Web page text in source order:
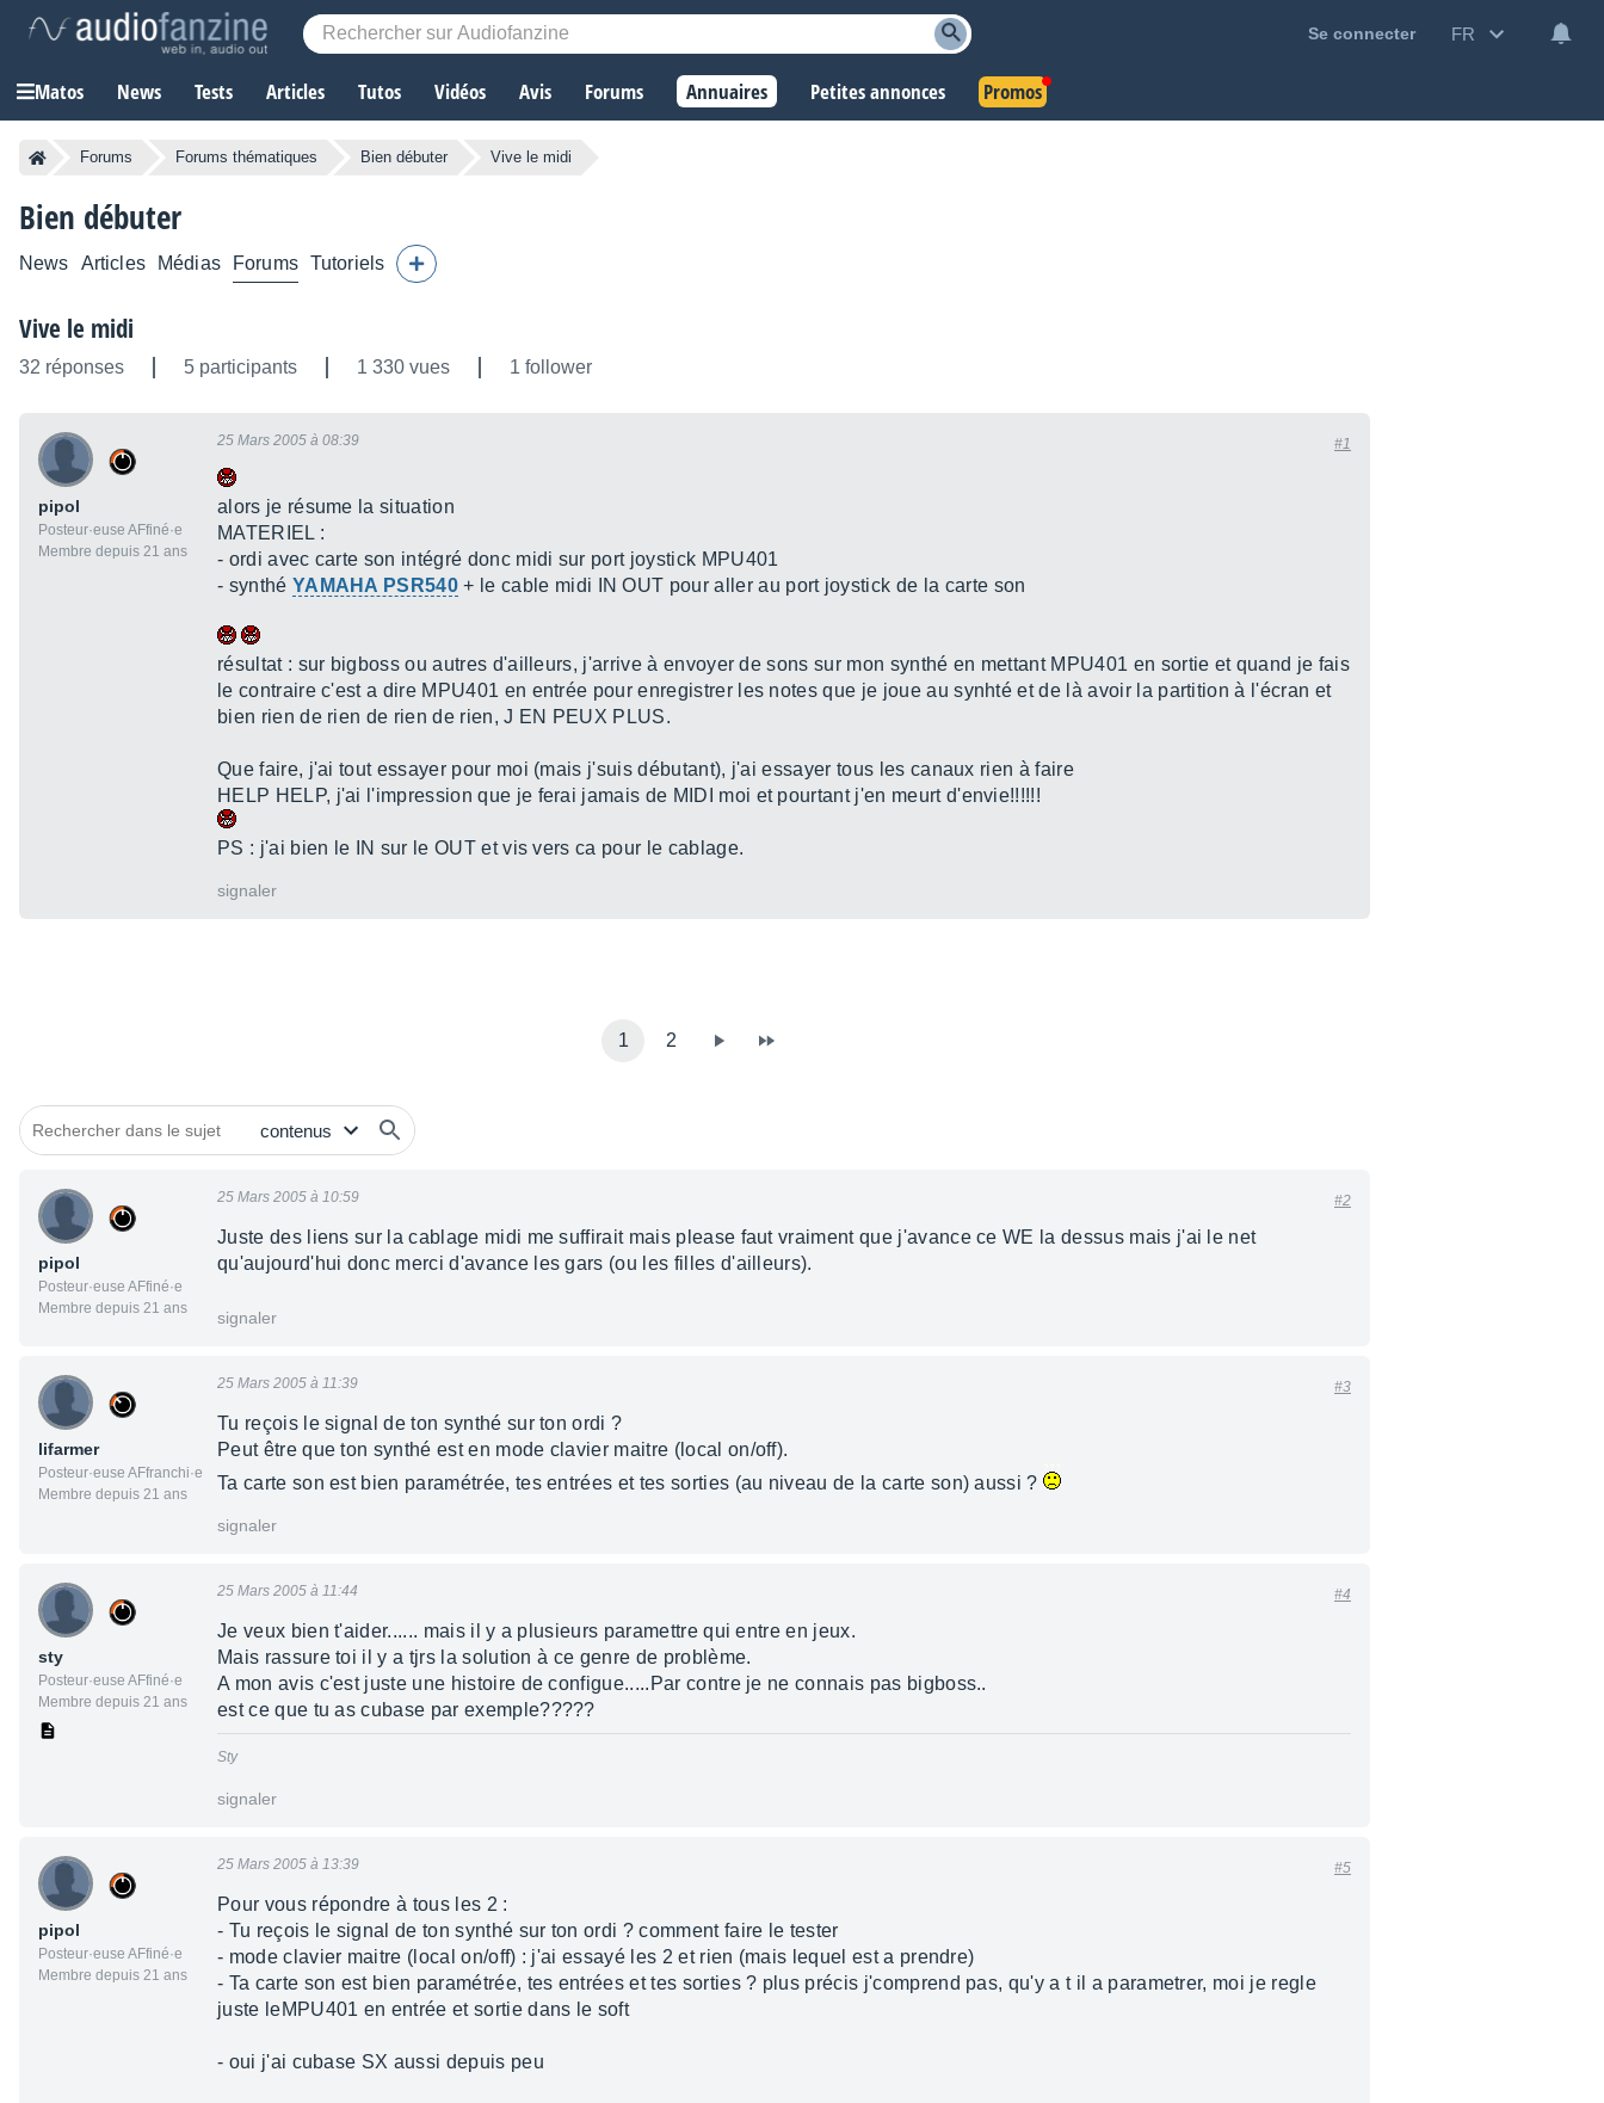
Se connecter FR
Matos News Tests Articles Tutos Vidéos Avis Forums Annuaires Petites annonces Promos
Forums Forums thématiques Bien débuter Vive le midi
Bien débuter
News Articles Médias Forums Tutoriels
Vive le midi
32 réponses 5 participants 1 330 vues 1 follower
pipol
Posteur·euse AFfiné·e
Membre depuis 21 ans
25 Mars 2005 à 08:39 #1
alors je résume la situation
MATERIEL :
- ordi avec carte son intégré donc midi sur port joystick MPU401
- synthé YAMAHA PSR540 + le cable midi IN OUT pour aller au port joystick de la carte son
résultat : sur bigboss ou autres d'ailleurs, j'arrive à envoyer de sons sur mon synthé en mettant MPU401 en sortie et quand je fais
le contraire c'est a dire MPU401 en entrée pour enregistrer les notes que je joue au synhté et de là avoir la partition à l'écran et
bien rien de rien de rien de rien, J EN PEUX PLUS.
Que faire, j'ai tout essayer pour moi (mais j'suis débutant), j'ai essayer tous les canaux rien à faire
HELP HELP, j'ai l'impression que je ferai jamais de MIDI moi et pourtant j'en meurt d'envie!!!!!!
PS : j'ai bien le IN sur le OUT et vis vers ca pour le cablage.
signaler
1 2
pipol
Posteur·euse AFfiné·e
Membre depuis 21 ans
25 Mars 2005 à 10:59 #2
Juste des liens sur la cablage midi me suffirait mais please faut vraiment que j'avance ce WE la dessus mais j'ai le net
qu'aujourd'hui donc merci d'avance les gars (ou les filles d'ailleurs).
signaler
lifarmer
Posteur·euse AFfranchi·e
Membre depuis 21 ans
25 Mars 2005 à 11:39 #3
Tu reçois le signal de ton synthé sur ton ordi ?
Peut être que ton synthé est en mode clavier maitre (local on/off).
Ta carte son est bien paramétrée, tes entrées et tes sorties (au niveau de la carte son) aussi ?
signaler
sty
Posteur·euse AFfiné·e
Membre depuis 21 ans
25 Mars 2005 à 11:44 #4
Je veux bien t'aider...... mais il y a plusieurs paramettre qui entre en jeux.
Mais rassure toi il y a tjrs la solution à ce genre de problème.
A mon avis c'est juste une histoire de configue.....Par contre je ne connais pas bigboss..
est ce que tu as cubase par exemple?????
Sty
signaler
pipol
Posteur·euse AFfiné·e
Membre depuis 21 ans
25 Mars 2005 à 13:39 #5
Pour vous répondre à tous les 2 :
- Tu reçois le signal de ton synthé sur ton ordi ? comment faire le tester
- mode clavier maitre (local on/off) : j'ai essayé les 2 et rien (mais lequel est a prendre)
- Ta carte son est bien paramétrée, tes entrées et tes sorties ? plus précis j'comprend pas, qu'y a t il a parametrer, moi je regle
juste leMPU401 en entrée et sortie dans le soft
- oui j'ai cubase SX aussi depuis peu